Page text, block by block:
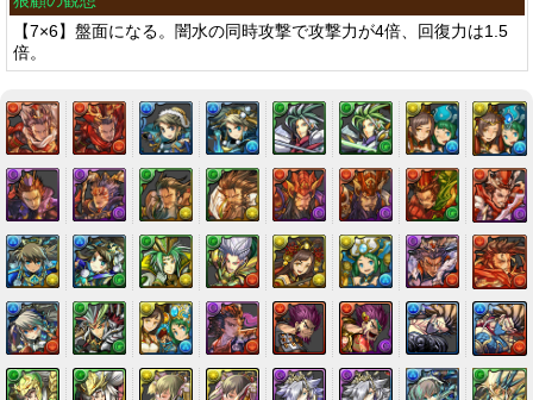
【7×6】盤面になる。闇水の同時攻撃で攻撃力が4倍、回復力は1.5
倍。